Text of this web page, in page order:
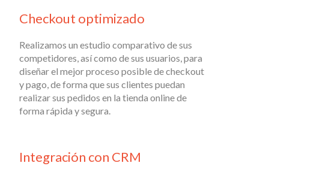
Checkout optimizado
Realizamos un estudio comparativo de sus
competidores, así como de sus usuarios, para
diseñar el mejor proceso posible de checkout
y pago, de forma que sus clientes puedan
realizar sus pedidos en la tienda online de
forma rápida y segura.
Integración con CRM